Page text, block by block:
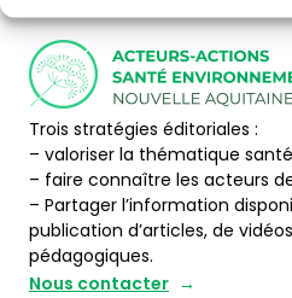
Trois stratégies éditoriales :
– valoriser la thématique
– faire connaître les acteurs
– Partager l’information
publication d’articles, de
pédagogiques.
Nous contacter